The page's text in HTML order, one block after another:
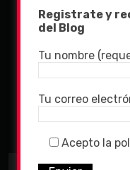
Registrate y
del Blog
Tu nombre
Tu correo
Acepto la